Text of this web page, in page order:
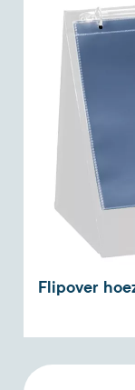
Flipover